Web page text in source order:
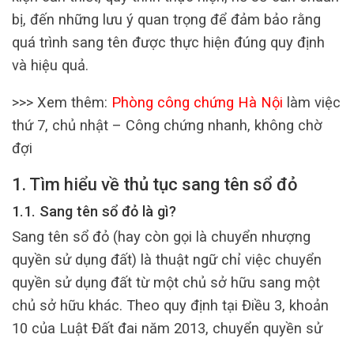
bị, đến những lưu ý quan trọng để đảm bảo rằng
quá trình sang tên được thực hiện đúng quy định
và hiệu quả.
>>> Xem thêm: Phòng công chứng Hà Nội làm việc
thứ 7, chủ nhật – Công chứng nhanh, không chờ
đợi
1. Tìm hiểu về thủ tục sang tên sổ đỏ
1.1. Sang tên sổ đỏ là gì?
Sang tên sổ đỏ (hay còn gọi là chuyển nhượng
quyền sử dụng đất) là thuật ngữ chỉ việc chuyển
quyền sử dụng đất từ một chủ sở hữu sang một
chủ sở hữu khác. Theo quy định tại Điều 3, khoản
10 của Luật Đất đai năm 2013, chuyển quyền sử